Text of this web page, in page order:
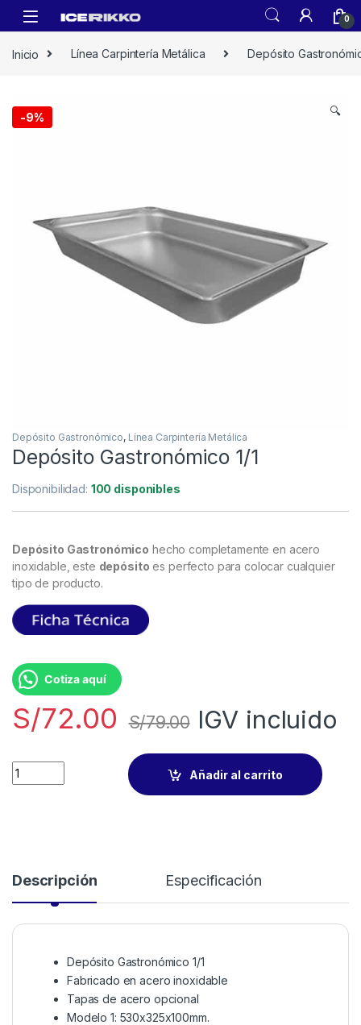
0
Inicio Línea Carpintería Metálica Depósito
-9% 🔍
Depósito Gastronómico, Línea Carpintería Metálica
Depósito Gastronómico 1/1
Disponibilidad: 100 disponibles
Depósito Gastronómico hecho completamente en acero
inoxidable, este depósito es perfecto para colocar cualquier
tipo de producto.
Cotiza aquí
S/72.00 S/79.00 IGV incluido
Añadir al carrito
Descripción Especificación
Depósito Gastronómico 1/1
Fabricado en acero inoxidable
Tapas de acero opcional
Modelo 1: 530x325x100mm.